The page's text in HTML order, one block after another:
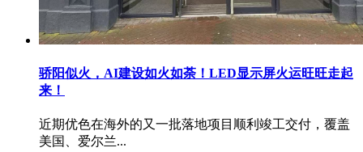
骄阳似火，AI建设如火如荼！LED显示屏火运旺旺走起
来！
近期优色在海外的又一批落地项目顺利竣工交付，覆盖
美国、爱尔兰...